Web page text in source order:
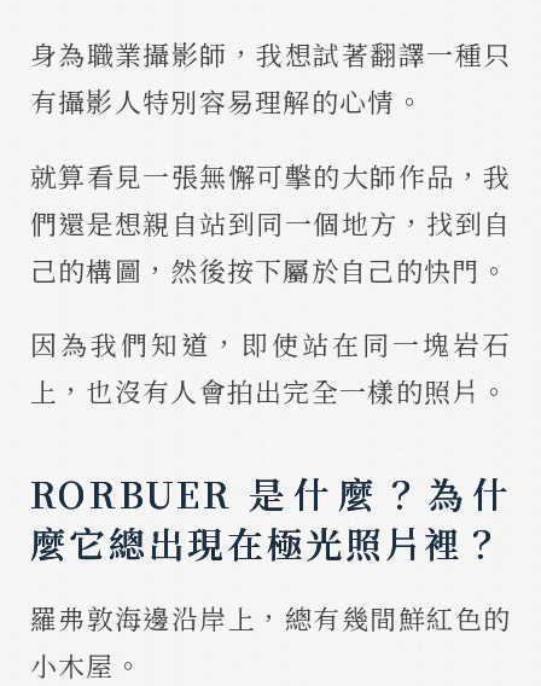
身為職業攝影師，我想試著翻譯一種只
有攝影人特別容易理解的心情。
就算看見一張無懈可擊的大師作品，我
們還是想親自站到同一個地方，找到自
己的構圖，然後按下屬於自己的快門。
因為我們知道，即使站在同一塊岩石
上，也沒有人會拍出完全一樣的照片。
RORBUER 是什麼？為什
麼它總出現在極光照片裡？
羅弗敦海邊沿岸上，總有幾間鮮紅色的
小木屋。